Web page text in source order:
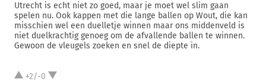
Utrecht is echt niet zo goed, maar je moet wel slim gaan
spelen nu. Ook kappen met die lange ballen op Wout, die kan
misschien wel een duelletje winnen maar ons middenveld is
niet duelkrachtig genoeg om de afvallende ballen te winnen.
Gewoon de vleugels zoeken en snel de diepte in.
+2/-0